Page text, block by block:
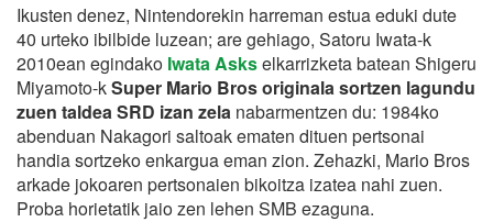
Ikusten denez, Nintendorekin harreman estua eduki dute
40 urteko ibilbide luzean; are gehiago, Satoru Iwata-k
2010ean egindako Iwata Askselkarrizketa batean Shigeru
Miyamoto-kSuper Mario Bros originala sortzen lagundu
zuen taldea SRD izan zela nabarmentzen du: 1984ko
abenduan Nakagori saltoak ematen dituen pertsonai
handia sortzeko enkargua eman zion. Zehazki, Mario Bros
arkade jokoaren pertsonaien bikoitza izatea nahi zuen.
Proba horietatik jaio zen lehen SMB ezaguna.